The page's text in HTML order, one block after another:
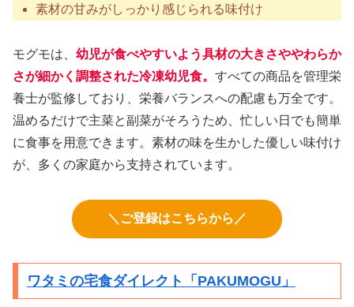
素材の甘みがしっかり感じられる味付け
モグモは、 幼児が食べやすいよう具材の大きさややわらか
さが細かく調整された冷凍幼児食。 すべての商品を管理栄
養士が監修しており、栄養バランスへの配慮も万全です。
温めるだけで主菜と副菜がそろうため、忙しい日でも簡単
に食事を用意できます。素材の味を生かした優しい味付け
が、多くの家庭から支持されています。
＼ご登録はこちらから／
ワタミの宅食ダイレクト「PAKUMOGU」